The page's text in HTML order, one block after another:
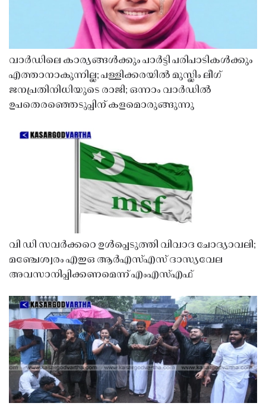
വാർഡിലെ കാര്യങ്ങൾക്കും പാർട്ടി പരിപാടികൾക്കും
എത്താനാകുന്നില്ല; പള്ളിക്കരയിൽ മുസ്ലിം ലീഗ്
ജനപ്രതിനിധിയുടെ രാജി; ഒന്നാം വാർഡിൽ
ഉപതെരഞ്ഞെടുപ്പിന് കളമൊരുങ്ങുന്നു
വി ഡി സവർക്കറെ ഉൾപ്പെടുത്തി വിവാദ ചോദ്യാവലി;
മഞ്ചേശ്വരം എഇഒ ആർഎസ്എസ് ദാസ്യവേല
അവസാനിപ്പിക്കണമെന്ന് എംഎസ്എഫ്